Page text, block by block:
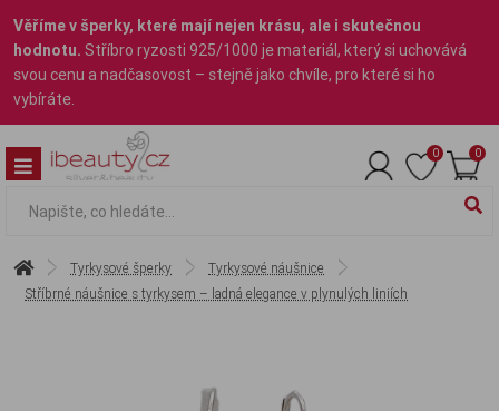
Věříme v šperky, které mají nejen krásu, ale i skutečnou
hodnotu. Stříbro ryzosti 925/1000 je materiál, který si uchovává
svou cenu a nadčasovost – stejně jako chvíle, pro které si ho
vybíráte.
0 0
Tyrkysové šperky
Tyrkysové náušnice
Stříbrné náušnice s tyrkysem – ladná elegance v plynulých liniích